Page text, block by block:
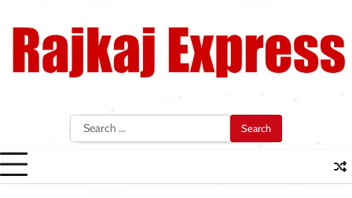
content
Search
for: